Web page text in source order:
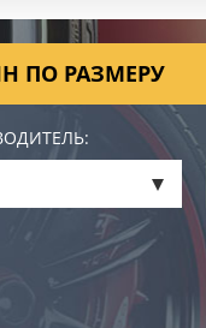
ПО РАЗМЕРУ